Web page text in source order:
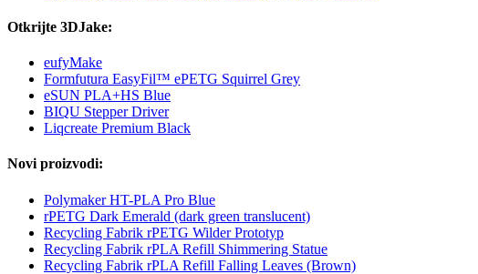
Otkrijte 3DJake:
eufyMake
Formfutura EasyFil™ ePETG Squirrel Grey
eSUN PLA+HS Blue
BIQU Stepper Driver
Liqcreate Premium Black
Novi proizvodi:
Polymaker HT-PLA Pro Blue
rPETG Dark Emerald (dark green translucent)
Recycling Fabrik rPETG Wilder Prototyp
Recycling Fabrik rPLA Refill Shimmering Statue
Recycling Fabrik rPLA Refill Falling Leaves (Brown)